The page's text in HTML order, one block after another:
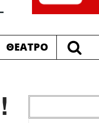
ΘΕΑΤΡΟ